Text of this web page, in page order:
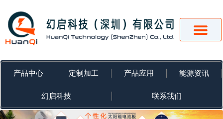
容
产品中心 定制加工 产品应用 能源资讯
幻启科技 联系我们